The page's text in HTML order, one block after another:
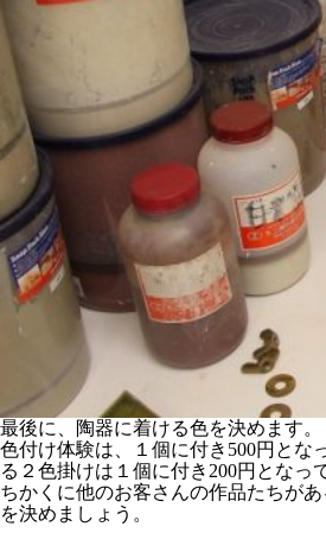
最後に、陶器に着ける色を決めます。
色付け体験は、１個に付き500円とな
る２色掛けは１個に付き200円となっ
ちかくに他のお客さんの作品たちが
を決めましょう。